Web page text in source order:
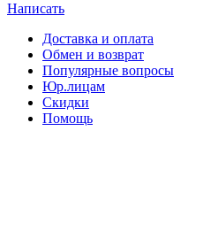
Написать
Доставка и оплата
Обмен и возврат
Популярные вопросы
Юр.лицам
Скидки
Помощь